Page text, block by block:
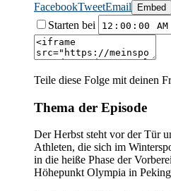
FacebookTweetEmail Embed
Starten bei
Teile diese Folge mit deinen
Thema der Episode
Der Herbst steht vor der Tür
Athleten, die sich im
in die heiße Phase der
Höhepunkt Olympia in